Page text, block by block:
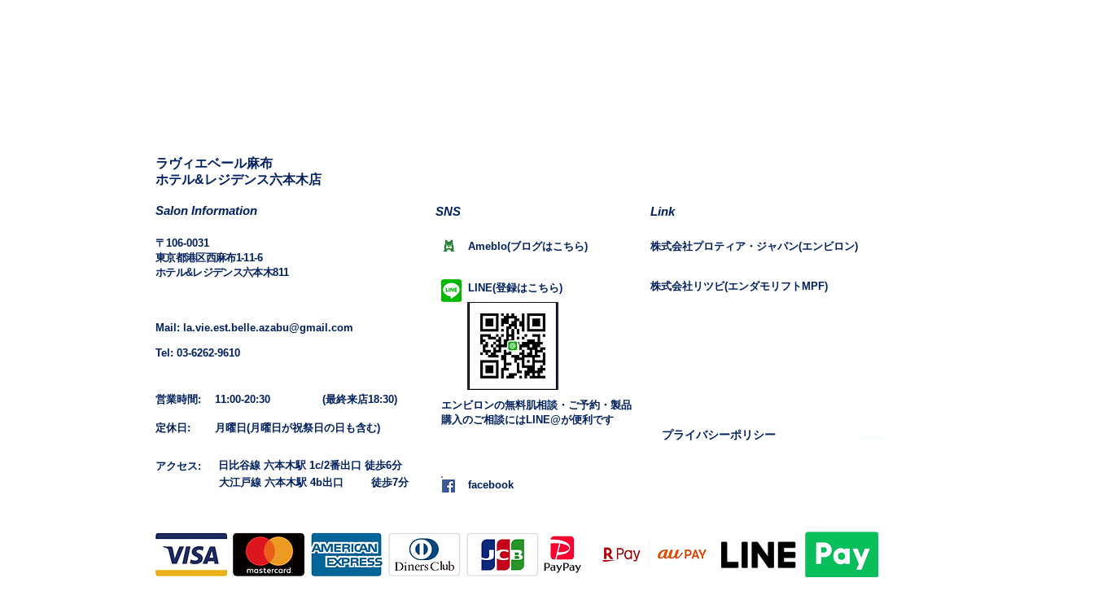
​​ラヴィエベール麻布
​ホテル&レジデンス六本木店
Salon Information
​〒106-0031
東京都港区西麻布1-11-6
ホテル&レジデンス六本木811
Mail: la.vie.est.belle.azabu@gmail.com
Tel: 03-6262-9610
営業時間: 11:00-20:30 (最終来店18:30)
定休日: 月曜日​(月曜日が祝祭日の日も含む)
アクセス:
日比谷線 六本木駅 1c/2番出口 徒歩6分
大江戸線 六本木駅 4b出口 徒歩7分
SNS
Ameblo(ブログはこちら)
LINE(登録はこちら)
エンビロンの無料肌相談・ご予約・製品
購入のご相談にはLINE@が便利です
facebook
Link
株式会社プロティア・ジャパン(エンビロン)
株式会社リツビ(エンダモリフトMPF)
プライバシーポリシー